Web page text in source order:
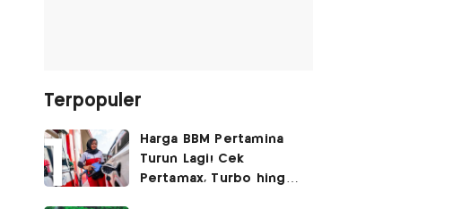
Terpopuler
Harga BBM Pertamina
Turun Lagi! Cek
Pertamax, Turbo hingga